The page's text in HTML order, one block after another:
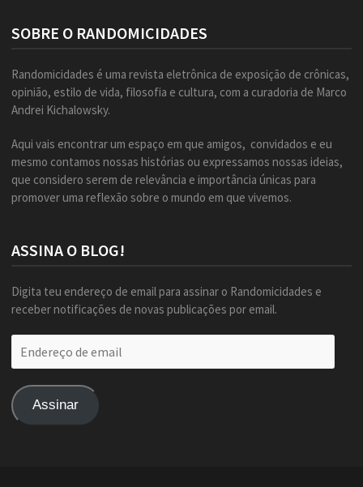
SOBRE O RANDOMICIDADES
Randomicidades é uma revista eletrônica de exposição de crônicas,
opinião, estilo de vida, filosofia e cultura, com a curadoria de Marco
Andrei Kichalowsky.
Aqui vais encontrar um espaço em que amigos, convidados e eu
mesmo contamos nossas histórias ou expressamos nossas ideias,
que considero serem de relevância e importância únicas para
promover uma reflexão sobre o mundo em que vivemos.
ASSINA O BLOG!
Digita teu endereço de email para assinar o Randomicidades e
receber notificações de novas publicações por email.
de
Assinar